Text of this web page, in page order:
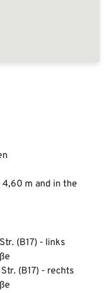
m and in the
(B17) - links
(B17) - rechts